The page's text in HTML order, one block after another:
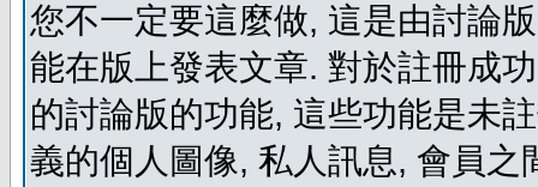
您不一定要這麼做, 這是由討論
能在版上發表文章. 對於註冊成
的討論版的功能, 這些功能是未
義的個人圖像, 私人訊息, 會員